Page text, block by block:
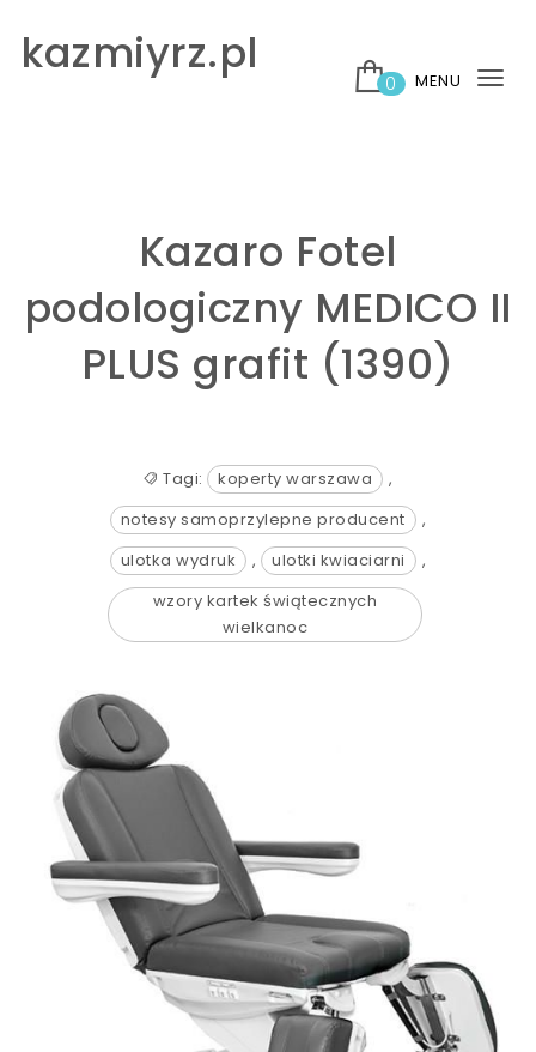
kazmiyrz.pl
0 MENU
Kazaro Fotel
podologiczny MEDICO II
PLUS grafit (1390)
Tagi: koperty warszawa
,
notesy samoprzylepne producent
,
ulotka wydruk
, ulotki kwiaciarni
,
wzory kartek świątecznych
wielkanoc